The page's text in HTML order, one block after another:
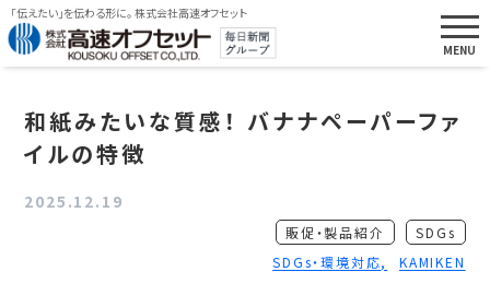
「伝えたい」を伝わる形に。 株式会社高速オフセット
和紙みたいな質感！ バナナペーパーファ
イルの特徴
2025.12.19
販促・製品紹介
SDGs
SDGs・環境対応
KAMIKEN